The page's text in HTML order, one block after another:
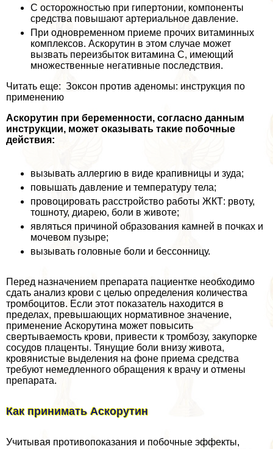
С осторожностью при гипертонии, компоненты
средства повышают артериальное давление.
При одновременном приеме прочих витаминных
комплексов. Аскорутин в этом случае может
вызвать переизбыток витамина С, имеющий
множественные негативные последствия.
Читать еще: Зоксон против аденомы: инструкция по
применению
Аскорутин при беременности, согласно данным
инструкции, может оказывать такие побочные
действия:
вызывать аллергию в виде крапивницы и зуда;
повышать давление и температуру тела;
провоцировать расстройство работы ЖКТ: рвоту,
тошноту, диарею, боли в животе;
являться причиной образования камней в почках и
мочевом пузыре;
вызывать головные боли и бессонницу.
Перед назначением препарата пациентке необходимо
сдать анализ крови с целью определения количества
тромбоцитов. Если этот показатель находится в
пределах, превышающих нормативное значение,
применение Аскорутина может повысить
свертываемость крови, привести к тромбозу, закупорке
сосудов плаценты. Тянущие боли внизу живота,
кровянистые выделения на фоне приема средства
требуют немедленного обращения к врачу и отмены
препарата.
Как принимать Аскорутин
Учитывая противопоказания и побочные эффекты,